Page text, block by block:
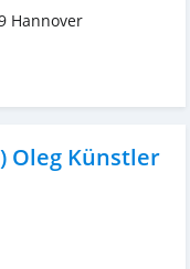
Hannover
Oleg Künstler